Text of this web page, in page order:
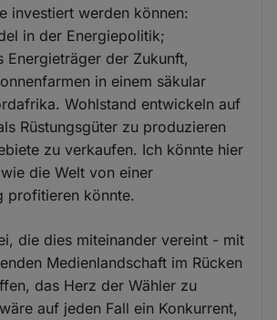
investiert werden können:
in der Energiepolitik;
Energieträger der Zukunft,
in einem säkular
Wohlstand entwickeln auf
Rüstungsgüter zu produzieren
zu verkaufen. Ich könnte hier
die Welt von einer
profitieren könnte.
die dies miteinander vereint - mit
Medienlandschaft im Rücken
das Herz der Wähler zu
auf jeden Fall ein Konkurrent,